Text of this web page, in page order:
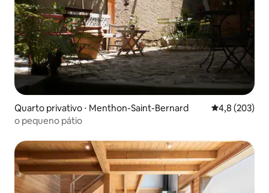
Quarto privativo ⋅ Menthon-Saint-Bernard 4,8 de uma
4,8 (203)
o pequeno pátio